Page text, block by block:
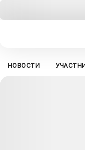
НОВОСТИ